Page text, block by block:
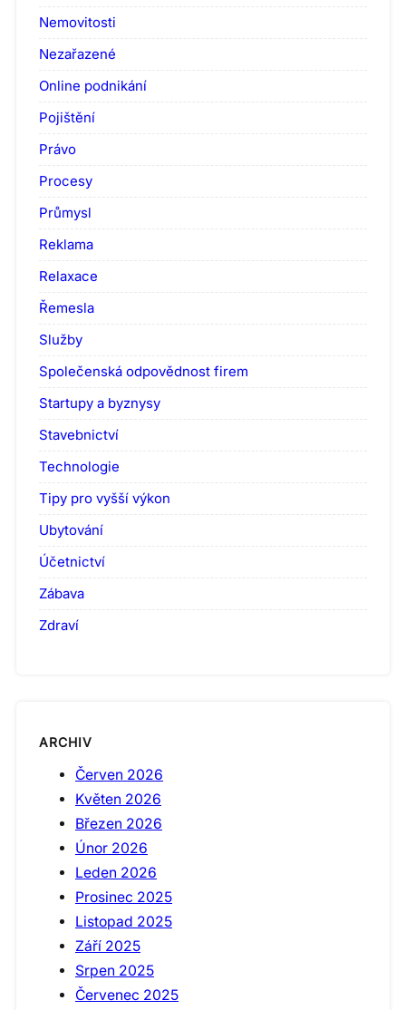
Nemovitosti
Nezařazené
Online podnikání
Pojištění
Právo
Procesy
Průmysl
Reklama
Relaxace
Řemesla
Služby
Společenská odpovědnost firem
Startupy a byznysy
Stavebnictví
Technologie
Tipy pro vyšší výkon
Ubytování
Účetnictví
Zábava
Zdraví
ARCHIV
Červen 2026
Květen 2026
Březen 2026
Únor 2026
Leden 2026
Prosinec 2025
Listopad 2025
Září 2025
Srpen 2025
Červenec 2025